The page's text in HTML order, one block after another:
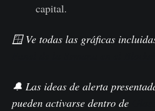
capital.
🪟 Ve todas las gráficas
🔔 Las ideas de alerta
pueden activarse dentro de